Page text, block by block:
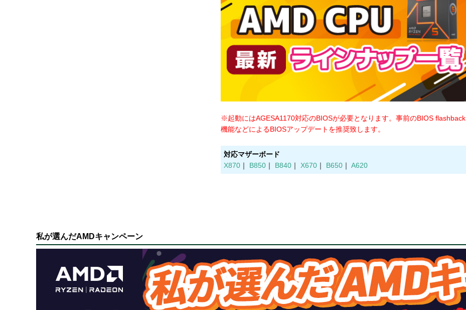
※起動にはAGESA1170対応のBIOSが必要となります。事前のBIOS flashback
機能などによるBIOSアップデートを推奨致します。
対応マザーボード
X870 ｜ B850 ｜ B840 ｜ X670 ｜ B650 ｜ A620
私が選んだAMDキャンペーン